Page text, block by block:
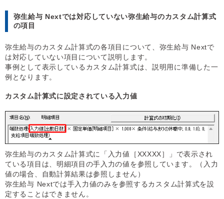
弥生給与 Nextでは対応していない弥生給与のカスタム計算式
の項目
弥生給与のカスタム計算式の各項目について、弥生給与 Nextで
は対応していない項目について説明します。
事例として表示しているカスタム計算式は、説明用に準備した一
例となります。
カスタム計算式に設定されている入力値
弥生給与のカスタム計算式に「入力値［XXXXX］」で表示され
ている項目は、明細項目の手入力の値を参照しています。（入力
値の場合、自動計算結果は参照しません）
弥生給与 Nextでは手入力値のみを参照するカスタム計算式を設
定することはできません。